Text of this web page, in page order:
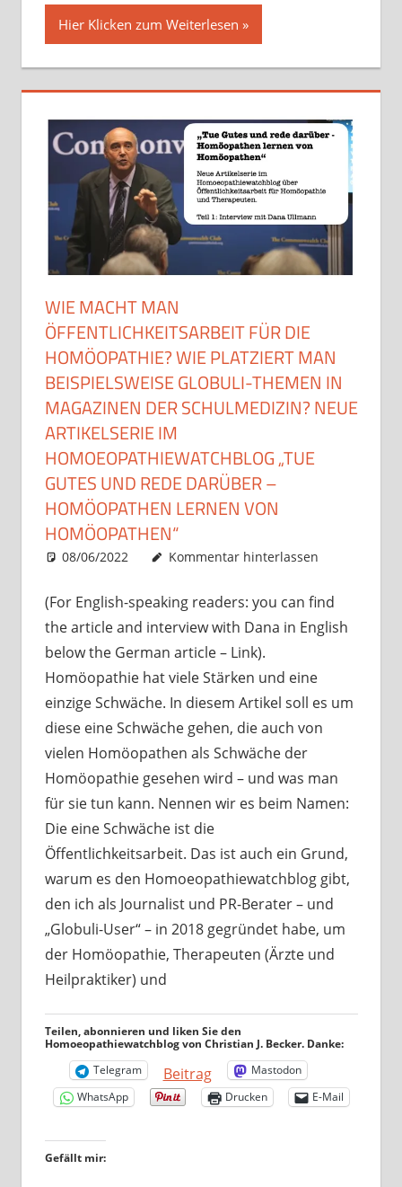
Hier Klicken zum Weiterlesen
WIE MACHT MAN
ÖFFENTLICHKEITSARBEIT FÜR DIE
HOMÖOPATHIE? WIE PLATZIERT MAN
BEISPIELSWEISE GLOBULI-THEMEN IN
MAGAZINEN DER SCHULMEDIZIN? NEUE
ARTIKELSERIE IM
HOMOEOPATHIEWATCHBLOG „TUE
GUTES UND REDE DARÜBER –
HOMÖOPATHEN LERNEN VON
HOMÖOPATHEN“
08/06/2022 Christian J. Becker
Uncategorized
Kommentar hinterlassen
(For English-speaking readers: you can find
the article and interview with Dana in English
below the German article – Link).
Homöopathie hat viele Stärken und eine
einzige Schwäche. In diesem Artikel soll es um
diese eine Schwäche gehen, die auch von
vielen Homöopathen als Schwäche der
Homöopathie gesehen wird – und was man
für sie tun kann. Nennen wir es beim Namen:
Die eine Schwäche ist die
Öffentlichkeitsarbeit. Das ist auch ein Grund,
warum es den Homoeopathiewatchblog gibt,
den ich als Journalist und PR-Berater – und
„Globuli-User“ – in 2018 gegründet habe, um
der Homöopathie, Therapeuten (Ärzte und
Heilpraktiker) und
Teilen, abonnieren und liken Sie den
Homoeopathiewatchblog von Christian J. Becker. Danke:
Telegram
Beitrag
Mastodon
WhatsApp
Drucken E-Mail
Gefällt mir: